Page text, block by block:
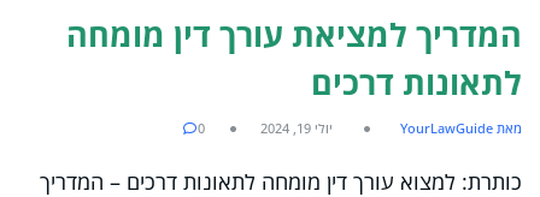
המדריך למציאת עורך דין מומחה
לתאונות דרכים
מאת YourLawGuide יולי 19, 2024 0
כותרת: למצוא עורך דין מומחה לתאונות דרכים – המדריך